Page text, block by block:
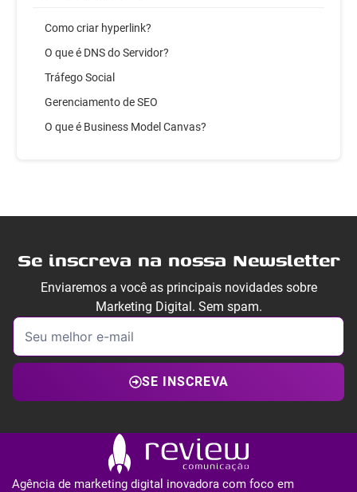
Como criar hyperlink?
O que é DNS do Servidor?
Tráfego Social
Gerenciamento de SEO
O que é Business Model Canvas?
Se inscreva na nossa Newsletter
Enviaremos a você as principais novidades sobre
Marketing Digital. Sem spam.
SE INSCREVA
Agência de marketing digital inovadora com foco em